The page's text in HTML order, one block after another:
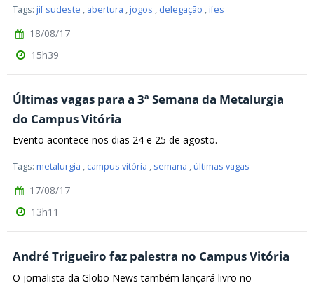
Tags: jif sudeste , abertura ,jogos , delegação ,ifes
18/08/17
15h39
Últimas vagas para a 3ª Semana da Metalurgia
do Campus Vitória
Evento acontece nos dias 24 e 25 de agosto.
Tags: metalurgia , campus vitória , semana ,últimas vagas
17/08/17
13h11
André Trigueiro faz palestra no Campus Vitória
O jornalista da Globo News também lançará livro no